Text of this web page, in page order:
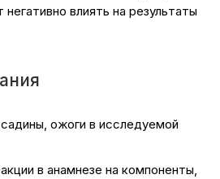
влиять на результаты
ожоги в исследуемой
в анамнезе на компоненты,